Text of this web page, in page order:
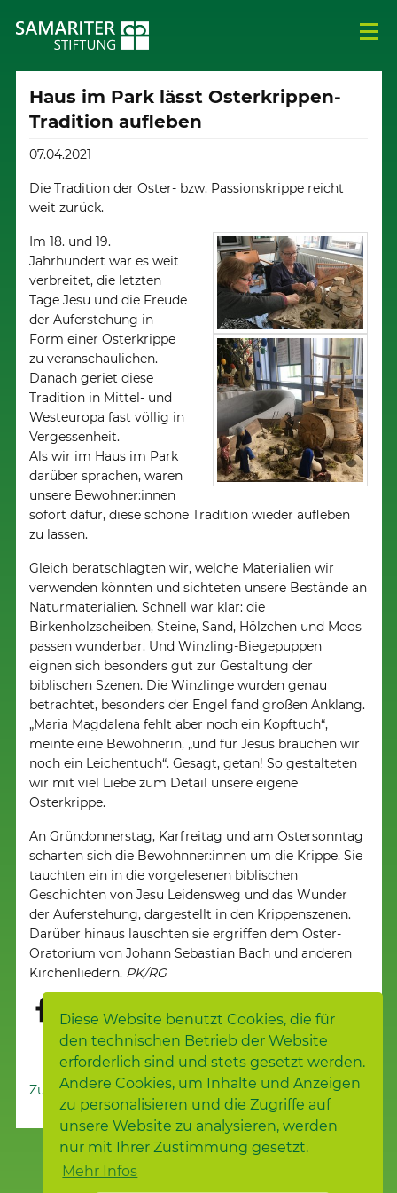
Diese Website benutzt Cookies, die für
den technischen Betrieb der Website
erforderlich sind und stets gesetzt werden.
Andere Cookies, um Inhalte und Anzeigen
zu personalisieren und die Zugriffe auf
unsere Website zu analysieren, werden
nur mit Ihrer Zustimmung gesetzt.
Mehr Infos
Haus im Park lässt Osterkrippen-
Tradition aufleben
07.04.2021
Die Tradition der Oster- bzw. Passionskrippe reicht
weit zurück.
Im 18. und 19.
Jahrhundert war es weit
verbreitet, die letzten
Tage Jesu und die Freude
der Auferstehung in
Form einer Osterkrippe
zu veranschaulichen.
Danach geriet diese
Tradition in Mittel- und
Westeuropa fast völlig in
Vergessenheit.
Als wir im Haus im Park
darüber sprachen, waren
unsere Bewohner:innen
sofort dafür, diese schöne Tradition wieder aufleben
zu lassen.
Gleich beratschlagten wir, welche Materialien wir
verwenden könnten und sichteten unsere Bestände an
Naturmaterialien. Schnell war klar: die
Birkenholzscheiben, Steine, Sand, Hölzchen und Moos
passen wunderbar. Und Winzling-Biegepuppen
eignen sich besonders gut zur Gestaltung der
biblischen Szenen. Die Winzlinge wurden genau
betrachtet, besonders der Engel fand großen Anklang.
„Maria Magdalena fehlt aber noch ein Kopftuch“,
meinte eine Bewohnerin, „und für Jesus brauchen wir
noch ein Leichentuch“. Gesagt, getan! So gestalteten
wir mit viel Liebe zum Detail unsere eigene
Osterkrippe.
An Gründonnerstag, Karfreitag und am Ostersonntag
scharten sich die Bewohnner:innen um die Krippe. Sie
tauchten ein in die vorgelesenen biblischen
Geschichten von Jesu Leidensweg und das Wunder
der Auferstehung, dargestellt in den Krippenszenen.
Darüber hinaus lauschten sie ergriffen dem Oster-
Oratorium von Johann Sebastian Bach und anderen
Kirchenliedern. PK/RG
Zur Nachrichtenübersicht